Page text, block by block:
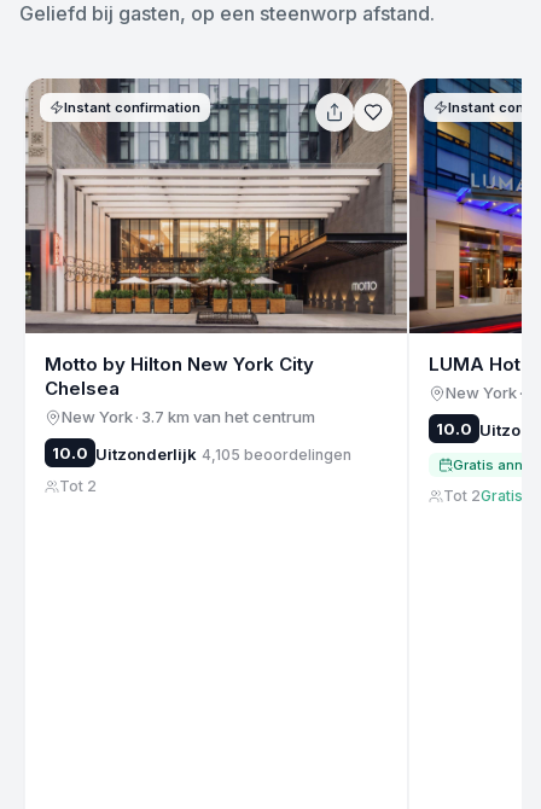
Geliefd bij gasten, op een steenworp afstand.
Instant confirmation
Motto by Hilton New York City
Chelsea
New York· 3.7 km van het centrum
10.0 Uitzonderlijk 4,105 beoordelingen
Tot 2
Instant
LUMA
New York·
10.0
Gratis
Tot 2Gratis